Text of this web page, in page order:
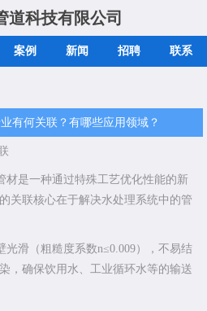
道科技有限公司
案例 新闻 招聘 联系
有何关联？有哪些应用领域？
材是一种通过特殊工艺优化性能的新
关联核心在于解决水处理系统中的管
光滑（粗糙度系数n≤0.009），不易结
，确保饮用水、工业循环水等的输送